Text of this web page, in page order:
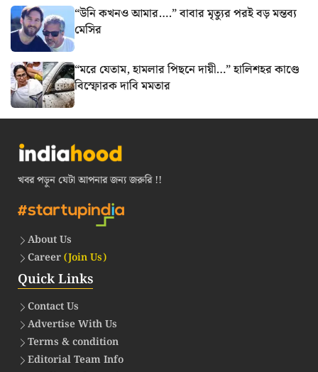
“উনি কখনও আমার….” বাবার মৃত্যুর পরই বড় মন্তব্য
মেসির
“মরে যেতাম, হামলার পিছনে দায়ী…” হালিশহর কাণ্ডে
বিস্ফোরক দাবি মমতার
খবর পড়ুন যেটা আপনার জন্য জরুরি !!
About Us
Career(Join Us)
Quick Links
Contact Us
Advertise With Us
Terms & condition
Editorial Team Info